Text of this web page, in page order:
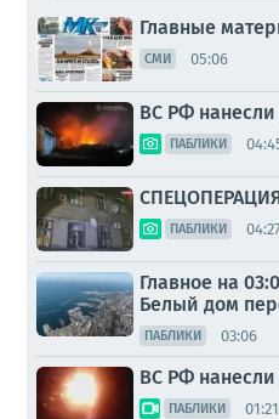
Главные
СМИ 05:06
ВС РФ
ПАБЛИКИ
ПАБЛИКИ
Главное на
Белый дом
ПАБЛИКИ 03:06
ВС РФ
ПАБЛИКИ 01:21